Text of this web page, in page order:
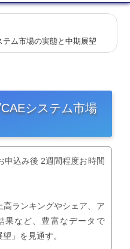
ム市場の実態と中期展望
システム市場
申込み後 2週間程度お時間
ランキングやシェア、ア
果など、豊富なデータで
」を見通す。